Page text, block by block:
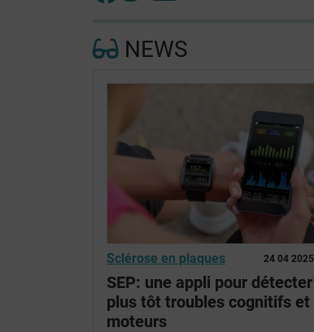
NEWS
24 04 2025
Sclérose en plaques
SEP: une appli pour détecter
plus tôt troubles cognitifs et
moteurs